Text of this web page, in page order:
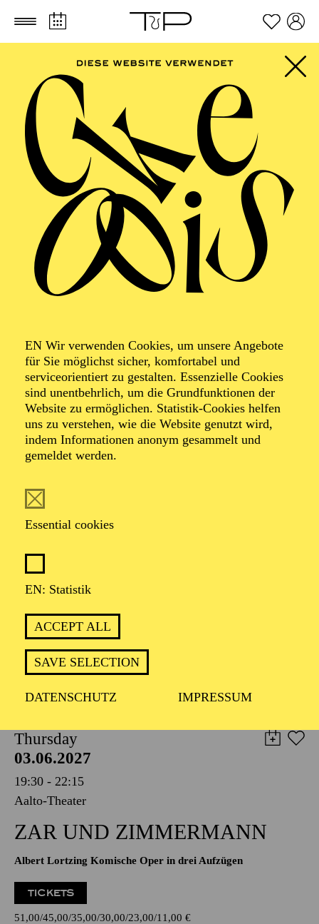
Zum Hauptinhalt springen Zum Footer springen
EN Wir verwenden Cookies, um unsere Angebote
für Sie möglichst sicher, komfortabel und
serviceorientiert zu gestalten. Essenzielle Cookies
sind unentbehrlich, um die Grundfunktionen der
Website zu ermöglichen. Statistik-Cookies helfen
uns zu verstehen, wie die Website genutzt wird,
indem Informationen anonym gesammelt und
gemeldet werden.
Essential cookies
EN: Statistik
ACCEPT ALL
SAVE SELECTION
DATENSCHUTZ IMPRESSUM
FILTER
JUNE 2027
AALTO BALLETT ESSEN
Wednesday
02.06.2027
17:30 - 19:00
Alto Theater
PHILHARMONIE ESSEN
Wednesday
02.06.2027
19:00 - 20:00
BEETHOVEN-JUBILÄUM 2027 · GROSSE O
RCHESTER · PHILHARMONIE ENTDECKEN
BEETHOVEN
Werke von Charles Ives, Ludwig van Beethoven
dem Westdeutschen Rundfunk Köln
TICKETS
19,00€
Thursday
03.06.2027
19:30 - 22:15
Aalto-Theater
ZAR UND ZIMMERMANN
Albert Lortzing Komische Oper in drei Aufzügen
TICKETS
51,00 45,00 35,00 30,00 23,00 11,00 €